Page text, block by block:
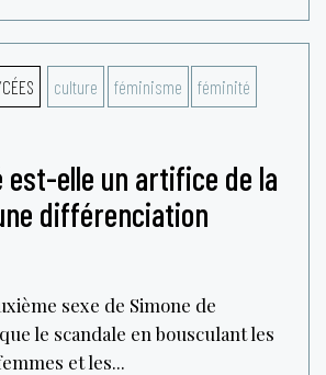
culture féminisme féminité
elle un artifice de la
différenciation
sexe de Simone de
le scandale en bousculant les
et les...